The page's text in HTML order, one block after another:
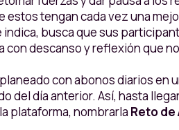
estos tengan cada vez una
busca que sus
con descanso y reflexión que
con abonos diarios en
del día anterior. Así, hasta
plataforma, nombrarla Reto de